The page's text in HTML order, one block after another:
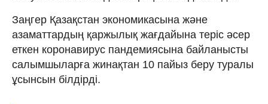
Заңгер Қазақстан экономикасына және
азаматтардың қаржылық жағдайына теріс әсер
еткен коронавирус пандемиясына байланысты
салымшыларға жинақтан 10 пайыз беру туралы
ұсынсын білдірді.